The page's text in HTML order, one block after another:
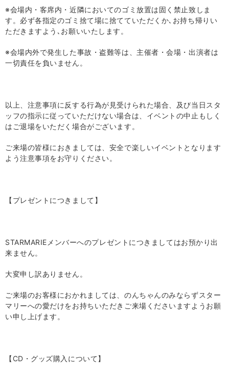
※会場内・客席内・近隣においてのゴミ放置は固く禁止致しま
す。必ず各指定のゴミ捨て場に捨てていただくか､お持ち帰りい
ただきますよう､お願いいたします。
※会場内外で発生した事故・盗難等は、主催者・会場・出演者は
一切責任を負いません。
以上、注意事項に反する行為が見受けられた場合、及び当日スタ
ッフの指示に従っていただけない場合は、イベントの中止もしく
はご退場をいただく場合がございます。
ご来場の皆様におきましては、安全で楽しいイベントとなります
よう注意事項をお守りください。
【プレゼントにつきまして】
STARMARIE メンバーへのプレゼントにつきましてはお預かり出
来ません。
大変申し訳ありません。
ご来場のお客様におかれましては、のんちゃんのみならずスター
マリーへの愛だけをお持ちいただきご来場くださいますようお願
い申し上げます。
【 CD ・グッズ購入について】